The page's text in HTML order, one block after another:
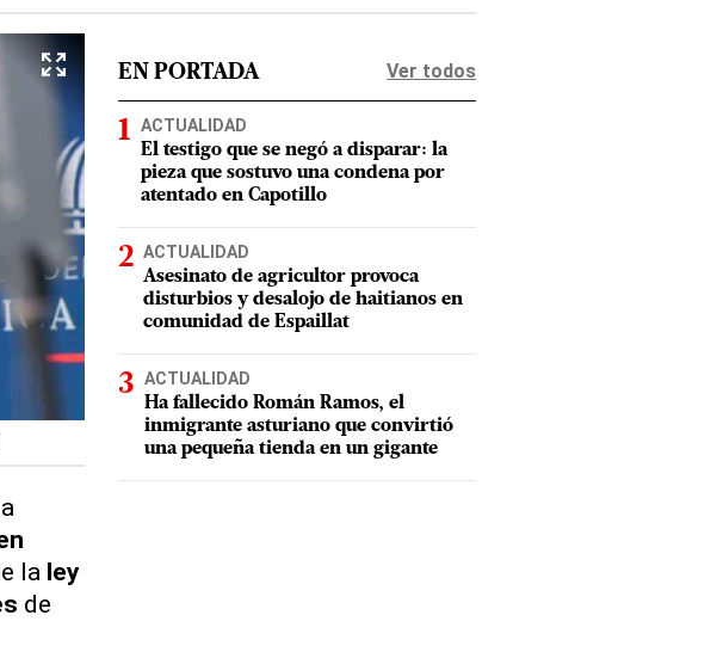
la ley
de
EN PORTADA Ver todos
ACTUALIDAD
El testigo que se negó a disparar: la
pieza que sostuvo una condena por
atentado en Capotillo
ACTUALIDAD
Asesinato de agricultor provoca
disturbios y desalojo de haitianos en
comunidad de Espaillat
ACTUALIDAD
Ha fallecido Román Ramos, el
inmigrante asturiano que convirtió
una pequeña tienda en un gigante